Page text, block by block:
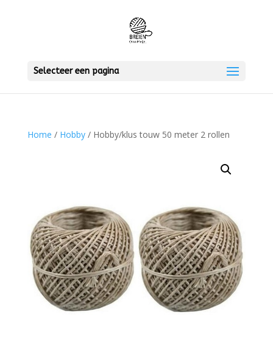
Selecteer een pagina
Home / Hobby/ Hobby/klus touw 50 meter 2 rollen